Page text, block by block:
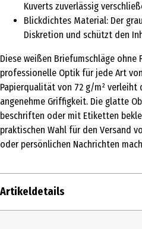
Kuverts zuverlässig
Blickdichtes Material: Der
Diskretion und schützt den
Diese weißen Briefumschläge
professionelle Optik für jede Art
Papierqualität von 72 g/m² verleiht
angenehme Griffigkeit. Die glatte
beschriften oder mit Etiketten
praktischen Wahl für den Versand
oder persönlichen Nachrichten
Artikeldetails